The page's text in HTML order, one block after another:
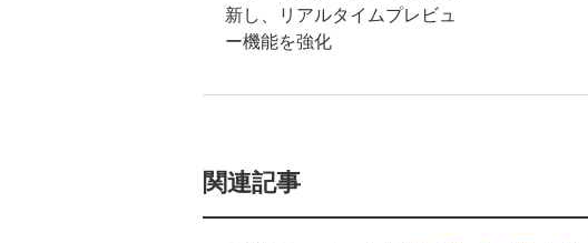
新し、リアルタイムプレビュ
ー機能を強化
関連記事